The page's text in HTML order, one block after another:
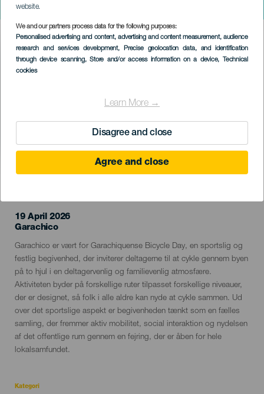
website.
We and our partners process data for the following purposes:
Personalised advertising and content, advertising and content measurement, audience
research and services development, Precise geolocation data, and identification
through device scanning, Store and/or access information on a device, Technical
cookies
Learn More →
Disagree and close
Agree and close
Garachiquense Cykeldag
Imagen
Listado
19 April 2026
Localidad
Garachico
Descripción
del
evento
Garachico er vært for Garachiquense Bicycle Day, en sportslig og
festlig begivenhed, der inviterer deltagerne til at cykle gennem byen
på to hjul i en deltagervenlig og familievenlig atmosfære.
Aktiviteten byder på forskellige ruter tilpasset forskellige niveauer,
der er designet, så folk i alle aldre kan nyde at cykle sammen. Ud
over det sportslige aspekt er begivenheden tænkt som en fælles
samling, der fremmer aktiv mobilitet, social interaktion og nydelsen
af det offentlige rum gennem en fejring, der er åben for hele
lokalsamfundet.
Kategori